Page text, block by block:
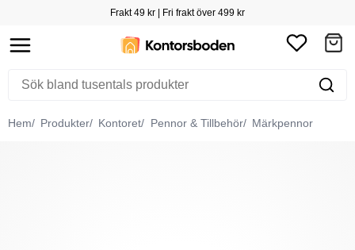
Frakt 49 kr | Fri frakt över 499 kr
Hem Produkter Kontoret Pennor & Tillbehör Märkpennor